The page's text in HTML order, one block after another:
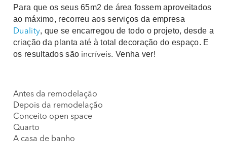
Para que os seus 65m2 de área fossem aproveitados
ao máximo, recorreu aos serviços da empresa
Duality, que se encarregou de todo o projeto, desde a
criação da planta até à total decoração do espaço. E
os resultados são incríveis. Venha ver!
Antes da remodelação
Depois da remodelação
Conceito open space
Quarto
A casa de banho